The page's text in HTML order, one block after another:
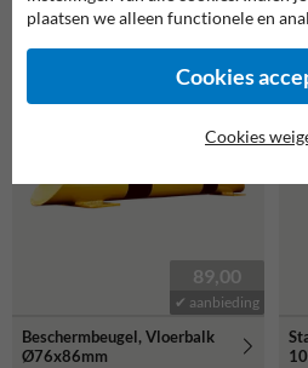
Beschermbeugel, Vloerbalk
hoek Ø76x200mm
89,00
✔ aanbieding
Beschermbeugel, Vloerbalk
Ø76x86mm
plaatsen we alleen functionele en
Cookies
Cookies